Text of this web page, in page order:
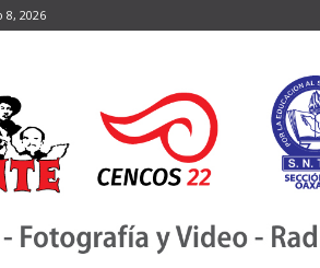
8, 2026